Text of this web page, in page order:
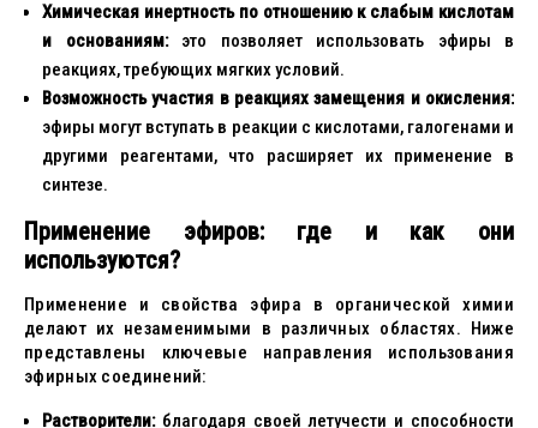
Химическая инертность по отношению к слабым кислотам
и основаниям:это позволяет использовать эфиры в
реакциях, требующих мягких условий.
Возможность участия в реакциях замещения и окисления:
эфиры могут вступать в реакции с кислотами, галогенами и
другими реагентами, что расширяет их применение в
синтезе.
Применение эфиров: где и как они
используются?
Применение и свойства эфира в органической химии
делают их незаменимыми в различных областях. Ниже
представлены ключевые направления использования
эфирных соединений:
Растворители:благодаря своей летучести и способности